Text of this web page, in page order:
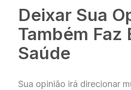
Deixar Sua
Também Faz
Saúde
Sua opinião irá direcionar